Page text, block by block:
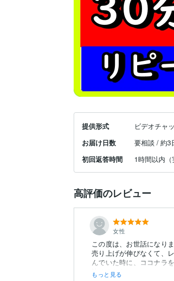
提供形式
ビデオチャ
お届け日数
要相談 / 約3
初回返答時間
1時間以内（
高評価のレビュー
女性
この度は、お世話になりま
売り上げが伸びなくて、
んでいた時に、ココナラ
もっと見る